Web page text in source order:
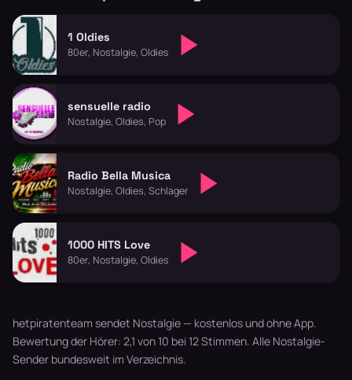
1 Oldies
80er, Nostalgie, Oldies
sensuelle radio
Nostalgie, Oldies, Pop
Radio Bella Musica
Nostalgie, Oldies, Schlager
1000 HITS Love
80er, Nostalgie, Oldies
hetpiratenteam sendet Nostalgie — kostenlos und ohne App.
Bewertung der Hörer: 2,1 von 10 bei 12 Stimmen. Alle Nostalgie-
Sender bundesweit im Verzeichnis.